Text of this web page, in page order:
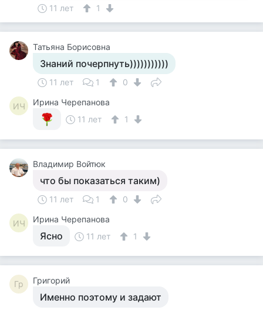
11 лет 1
Татьяна Борисовна
Знаний почерпнуть)))))))))))
11 лет 1 0
ИЧ
Ирина Черепанова
11 лет
1
Владимир Войтюк
что бы показаться таким)
11 лет 1 0
ИЧ Ирина Черепанова
Ясно 11 лет 1
Гр Григорий
Именно поэтому и задают